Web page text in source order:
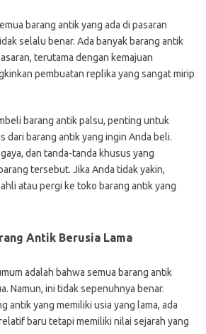
barang antik yang ada di pasaran
selalu benar. Ada banyak barang antik
terutama dengan kemajuan
pembuatan replika yang sangat mirip
barang antik palsu, penting untuk
dari barang antik yang ingin Anda beli.
dan tanda-tanda khusus yang
tersebut. Jika Anda tidak yakin,
atau pergi ke toko barang antik yang
Antik Berusia Lama
adalah bahwa semua barang antik
Namun, ini tidak sepenuhnya benar.
antik yang memiliki usia yang lama, ada
baru tetapi memiliki nilai sejarah yang